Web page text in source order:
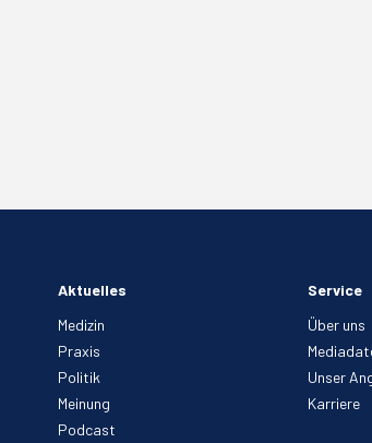
Aktuelles
Medizin
Praxis
Politik
Meinung
Podcast
Service
Über uns
Unser
Karriere